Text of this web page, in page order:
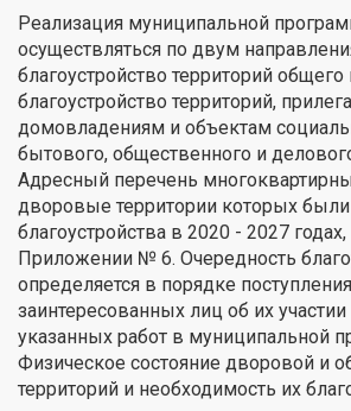
Реализация муниципальной
осуществляться по двум
благоустройство территорий
благоустройство территорий,
домовладениям и объектам
бытового, общественного и
Адресный перечень
дворовые территории которых
благоустройства в 2020 - 2027
Приложении № 6. Очередность
определяется в порядке
заинтересованных лиц об их
указанных работ в муниципальной
Физическое состояние дворовой и
территорий и необходимость их